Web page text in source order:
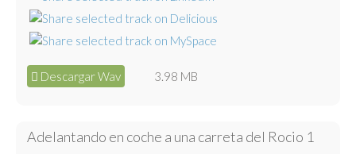
Descargar Wav 3.98 MB
Adelantando en coche a una carreta del Rocio 1